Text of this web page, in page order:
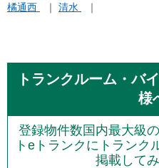
橘通西
清水
トランクルーム・バ
様
登録物件数国内最大級
トeトランクにトランク
掲載して